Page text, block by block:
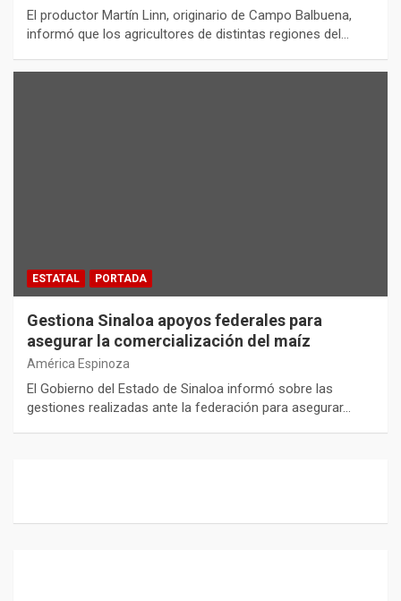
El productor Martín Linn, originario de Campo Balbuena,
informó que los agricultores de distintas regiones del…
ESTATAL PORTADA
Gestiona Sinaloa apoyos federales para
asegurar la comercialización del maíz
América Espinoza
El Gobierno del Estado de Sinaloa informó sobre las
gestiones realizadas ante la federación para asegurar…